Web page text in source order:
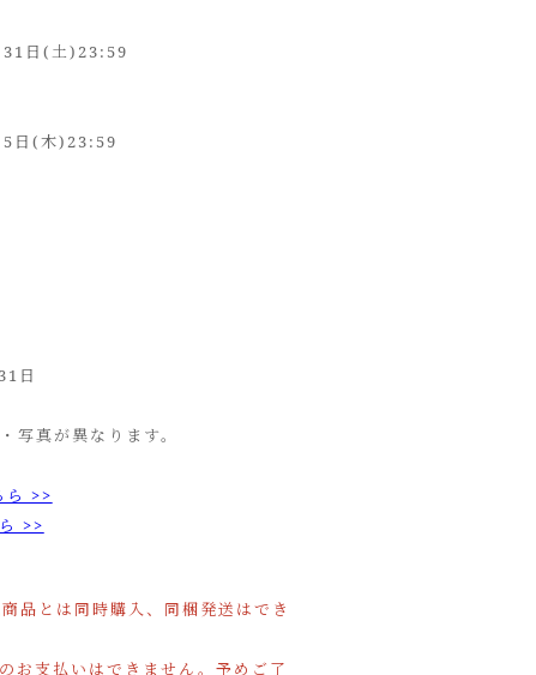
日(土)23:59
日(木)23:59
日
写真が異なります。
>>
>>
品とは同時購入、同梱発送はでき
お支払いはできません。予めご了